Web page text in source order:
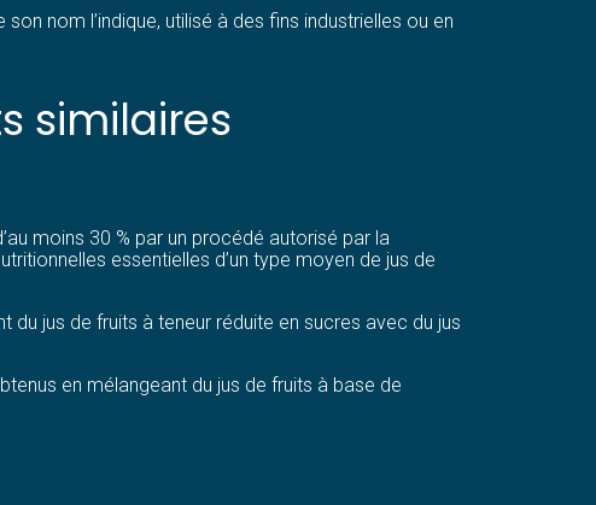
nom l’indique, utilisé à des fins industrielles ou en
similaires
moins 30 % par un procédé autorisé par la
essentielles d’un type moyen de jus de
jus de fruits à teneur réduite en sucres avec du jus
en mélangeant du jus de fruits à base de